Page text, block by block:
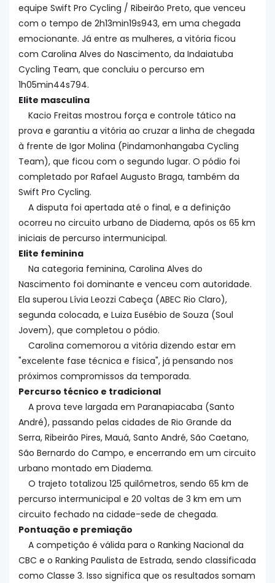
equipe Swift Pro Cycling / Ribeirão Preto, que venceu
com o tempo de 2h13min19s943, em uma chegada
emocionante. Já entre as mulheres, a vitória ficou
com Carolina Alves do Nascimento, da Indaiatuba
Cycling Team, que concluiu o percurso em
1h05min44s794.
Elite masculina
Kacio Freitas mostrou força e controle tático na
prova e garantiu a vitória ao cruzar a linha de chegada
à frente de Igor Molina (Pindamonhangaba Cycling
Team), que ficou com o segundo lugar. O pódio foi
completado por Rafael Augusto Braga, também da
Swift Pro Cycling.
A disputa foi apertada até o final, e a definição
ocorreu no circuito urbano de Diadema, após os 65 km
iniciais de percurso intermunicipal.
Elite feminina
Na categoria feminina, Carolina Alves do
Nascimento foi dominante e venceu com autoridade.
Ela superou Lívia Leozzi Cabeça (ABEC Rio Claro),
segunda colocada, e Luiza Eusébio de Souza (Soul
Jovem), que completou o pódio.
Carolina comemorou a vitória dizendo estar em
"excelente fase técnica e física", já pensando nos
próximos compromissos da temporada.
Percurso técnico e tradicional
A prova teve largada em Paranapiacaba (Santo
André), passando pelas cidades de Rio Grande da
Serra, Ribeirão Pires, Mauá, Santo André, São Caetano,
São Bernardo do Campo, e encerrando em um circuito
urbano montado em Diadema.
O trajeto totalizou 125 quilômetros, sendo 65 km de
percurso intermunicipal e 20 voltas de 3 km em um
circuito fechado na cidade-sede de chegada.
Pontuação e premiação
A competição é válida para o Ranking Nacional da
CBC e o Ranking Paulista de Estrada, sendo classificada
como Classe 3. Isso significa que os resultados somam